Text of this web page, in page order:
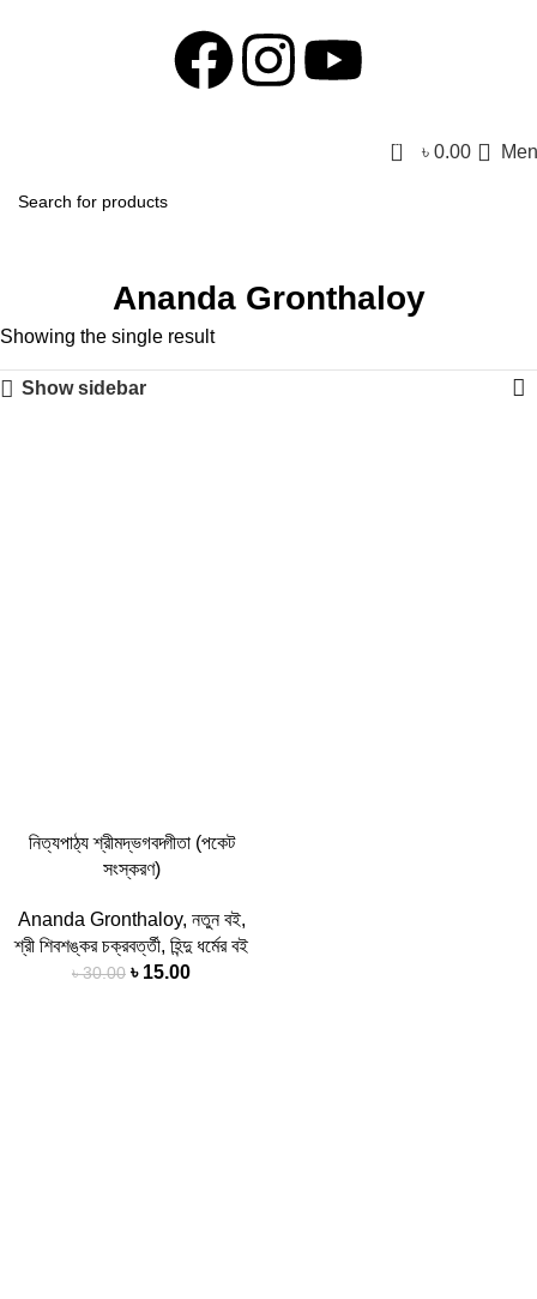
0 ৳ 0.00
Ananda Gronthaloy
Showing the single result
Show sidebar
নিত্যপাঠ্য শ্রীমদ্ভগবদ্গীতা (পকেট
সংস্করণ)
Ananda Gronthaloy, নতুন বই,
শ্রী শিবশঙ্কর চক্রবর্ত্তী, হিন্দু ধর্মের বই
৳30.00 ৳ 15.00